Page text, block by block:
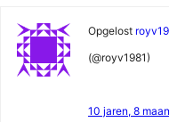
Opgelost
(@royv1981)
10 jaren, 8